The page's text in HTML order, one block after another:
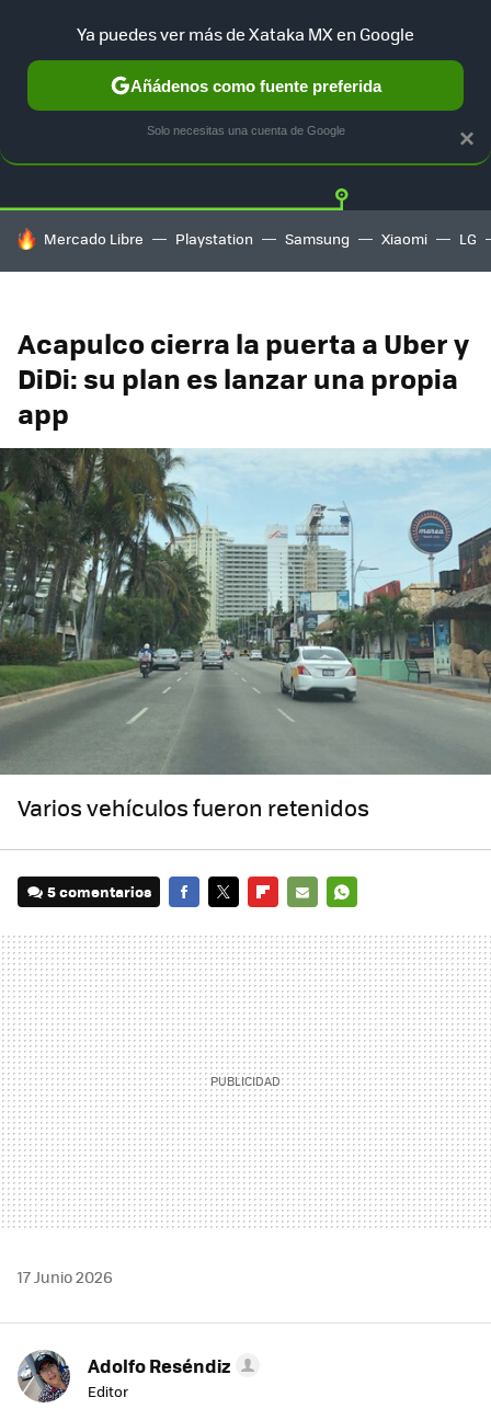
TESLA UBER AUTO ELECTRICO Twitter
HOY SE HABLA DE
Mercado Libre Playstation Samsung Xiaomi LG
Acapulco cierra la puerta a Uber y
DiDi: su plan es lanzar una propia
app
Varios vehículos fueron retenidos
5 comentarios
MAIL
17 Junio 2026
Adolfo Reséndiz
Editor
×
Ya puedes ver más de Xataka MX en Google
Añádenos como fuente preferida
Solo necesitas una cuenta de Google